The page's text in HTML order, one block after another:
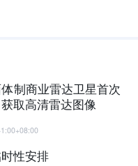
制商业雷达卫星首次
取高清雷达图像
性安排